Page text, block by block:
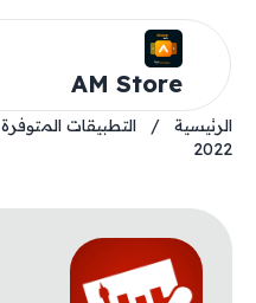
AM Store
الرئيسية / التطبيقات المتوفرة
2022